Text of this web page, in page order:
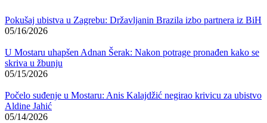
Pokušaj ubistva u Zagrebu: Državljanin Brazila izbo partnera iz BiH
05/16/2026
U Mostaru uhapšen Adnan Šerak: Nakon potrage pronađen kako se
skriva u žbunju
05/15/2026
Počelo suđenje u Mostaru: Anis Kalajdžić negirao krivicu za ubistvo
Aldine Jahić
05/14/2026